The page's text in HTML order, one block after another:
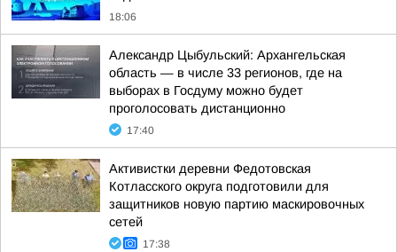
18:06
Александр Цыбульский: Архангельская
область — в числе 33 регионов, где на
выборах в Госдуму можно будет
проголосовать дистанционно
17:40
Активистки деревни Федотовская
Котласского округа подготовили для
защитников новую партию маскировочных
сетей
17:38